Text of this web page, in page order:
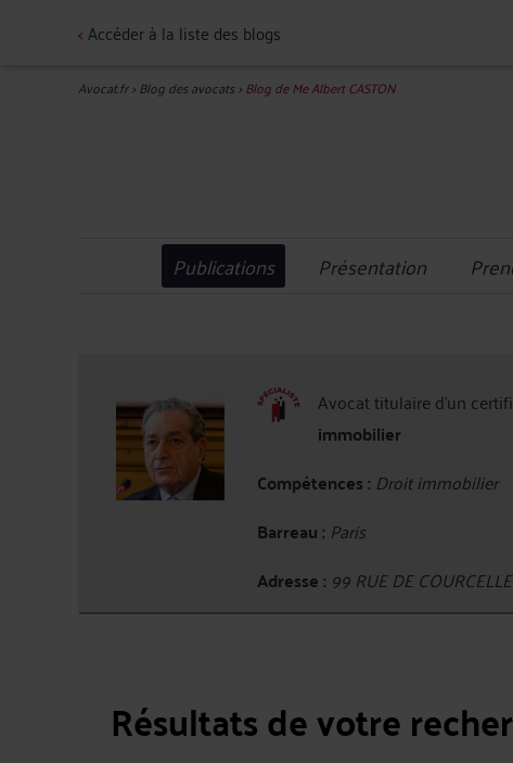
<Accéder à la liste des blogs
Avocat.fr>Blog des avocats>Blog de Me Albert CASTON
Publications Présentation
Avocat titulaire d'un
immobilier
Compétences : Droit immobilier
Barreau : Paris
Adresse : 99 RUE DE
Résultats de votre